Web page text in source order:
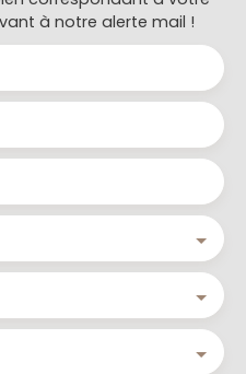
à notre alerte mail !